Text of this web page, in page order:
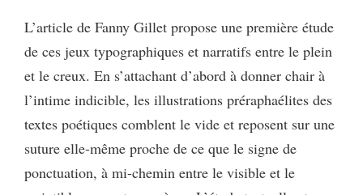
L’article de Fanny Gillet propose une première étude
de ces jeux typographiques et narratifs entre le plein
et le creux. En s’attachant d’abord à donner chair à
l’intime indicible, les illustrations préraphaélites des
textes poétiques comblent le vide et reposent sur une
suture elle-même proche de ce que le signe de
ponctuation, à mi-chemin entre le visible et le